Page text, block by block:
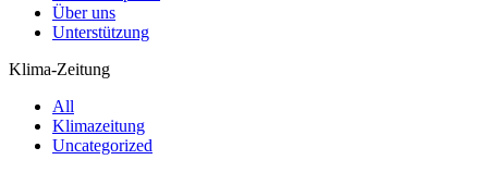
Über uns
Unterstützung
Klima-Zeitung
All
Klimazeitung
Uncategorized